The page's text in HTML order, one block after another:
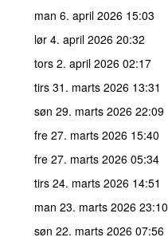
man 6. april 2026 15:03
lør 4. april 2026 20:32
tors 2. april 2026 02:17
tirs 31. marts 2026 13:31
søn 29. marts 2026 22:09
fre 27. marts 2026 15:40
fre 27. marts 2026 05:34
tirs 24. marts 2026 14:51
man 23. marts 2026 23:10
søn 22. marts 2026 07:56